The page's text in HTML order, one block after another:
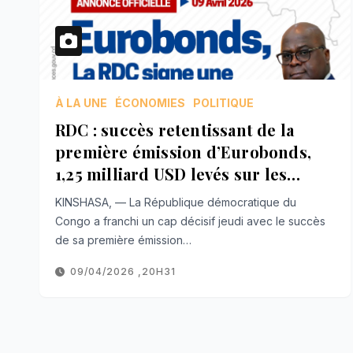
À LA UNE ÉCONOMIES POLITIQUE
RDC : succès retentissant de la
première émission d’Eurobonds,
1,25 milliard USD levés sur les
marchés internationaux
KINSHASA, — La République démocratique du
Congo a franchi un cap décisif jeudi avec le succès
de sa première émission…
09/04/2026 ,20H31